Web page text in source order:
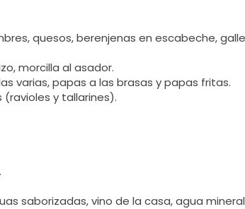
quesos, berenjenas en escabeche,
morcilla al asador.
varias, papas a las brasas y papas fritas.
y tallarines).
saborizadas, vino de la casa, agua